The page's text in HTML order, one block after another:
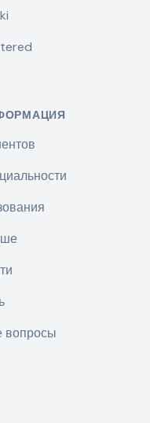
вопросы